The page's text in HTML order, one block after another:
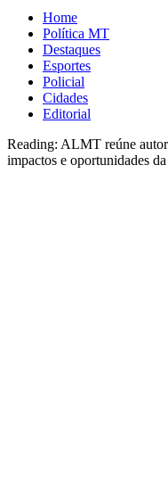
Home
Política MT
Destaques
Esportes
Policial
Cidades
Editorial
Reading: ALMT reúne
impactos e oportunidades